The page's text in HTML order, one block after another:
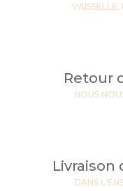
Retour
NOUS
Livraison
DANS